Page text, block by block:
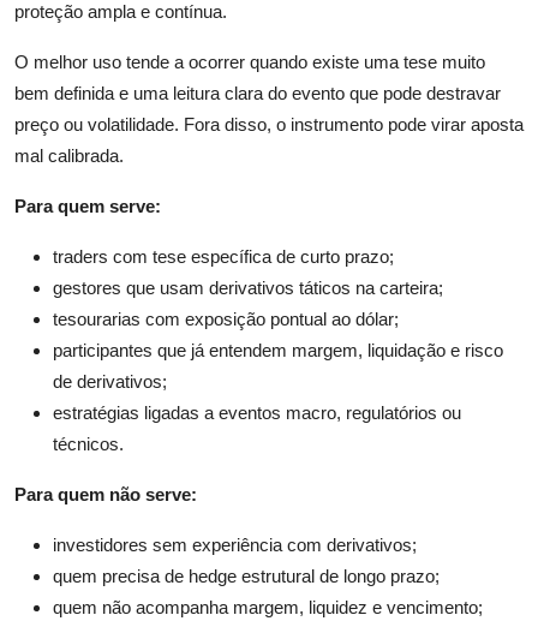
proteção ampla e contínua.
O melhor uso tende a ocorrer quando existe uma tese muito
bem definida e uma leitura clara do evento que pode destravar
preço ou volatilidade. Fora disso, o instrumento pode virar aposta
mal calibrada.
Para quem serve:
traders com tese específica de curto prazo;
gestores que usam derivativos táticos na carteira;
tesourarias com exposição pontual ao dólar;
participantes que já entendem margem, liquidação e risco
de derivativos;
estratégias ligadas a eventos macro, regulatórios ou
técnicos.
Para quem não serve:
investidores sem experiência com derivativos;
quem precisa de hedge estrutural de longo prazo;
quem não acompanha margem, liquidez e vencimento;